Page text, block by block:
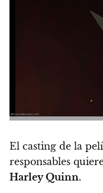
El casting de la
responsables
Harley Quinn.